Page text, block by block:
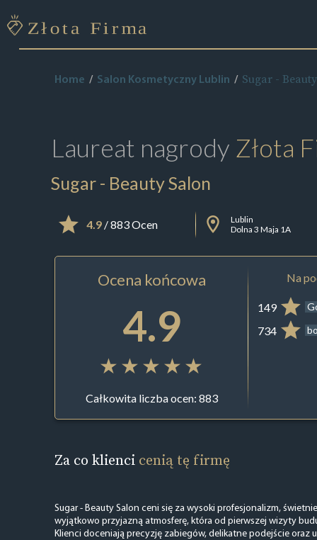
Home Salon Kosmetyczny Lublin Sugar -
Laureat nagrody Złota
Sugar - Beauty Salon
4.9/ 883 Ocen
Lublin
Dolna 3 Maja 1A
Ocena końcowa
4.9
Całkowita liczba ocen: 883
Na
149
734
Za co klienci cenią tę firmę
Sugar - Beauty Salon ceni się za wysoki profesjonalizm,
wyjątkowo przyjazną atmosferę, która od pierwszej wizyty
Klienci doceniają precyzję zabiegów, delikatne podejście oraz